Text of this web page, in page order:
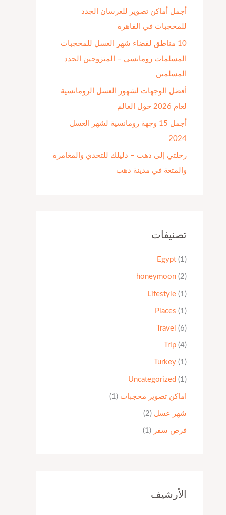
ن
:
أجمل أماكن تصوير للعرسان الجدد
للمحجبات في القاهرة
10 مناطق لقضاء شهر العسل للمحجبات
المسلمات رومانسي – المتزوجين الجدد
المسلمين
أفضل الوجهات لشهور العسل الرومانسية
لعام 2026 حول العالم
أجمل 15 وجهة رومانسية لشهر العسل
2024
رحلتي إلى دهب – دليلك للتحدي والمغامرة
والمتعة في مدينة دهب
تصنيفات
Egypt (1)
honeymoon (2)
Lifestyle (1)
Places (1)
Travel (6)
Trip (4)
Turkey (1)
Uncategorized (1)
اماكن تصوير محجبات (1)
شهر عسل (2)
فرص سفر (1)
الأرشيف